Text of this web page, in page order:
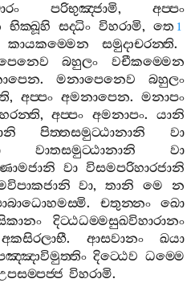
පරිභුඤ‍්ජාමි, අප‍්පං
භික‍්ඛූහි සද‍්ධිං විහරාමි, තෙ 1
කායකම‍්මෙන සමුදාචරන‍්ති.
බහුලං
වචීකම‍්මෙන
. මනාපෙනෙව
බහුලං
, අප‍්පං අමනාපෙන. මනාපං
,අප‍්පං අමනාපං.යානි
පිත‍්තසමුට‍්ඨානානි
වා
වාතසමුට‍්ඨානානි
වා
වා විසමපරිහාරජානි
වා,තානි මෙ
න
. චතුන‍්නං
ඛො
දිට‍්ඨධම‍්මසුඛවිහාරානං
අකසිරලාභී. ආසවානං
ඛයා
දිට‍්ඨෙව ධම‍්මෙ
විහරාමි.